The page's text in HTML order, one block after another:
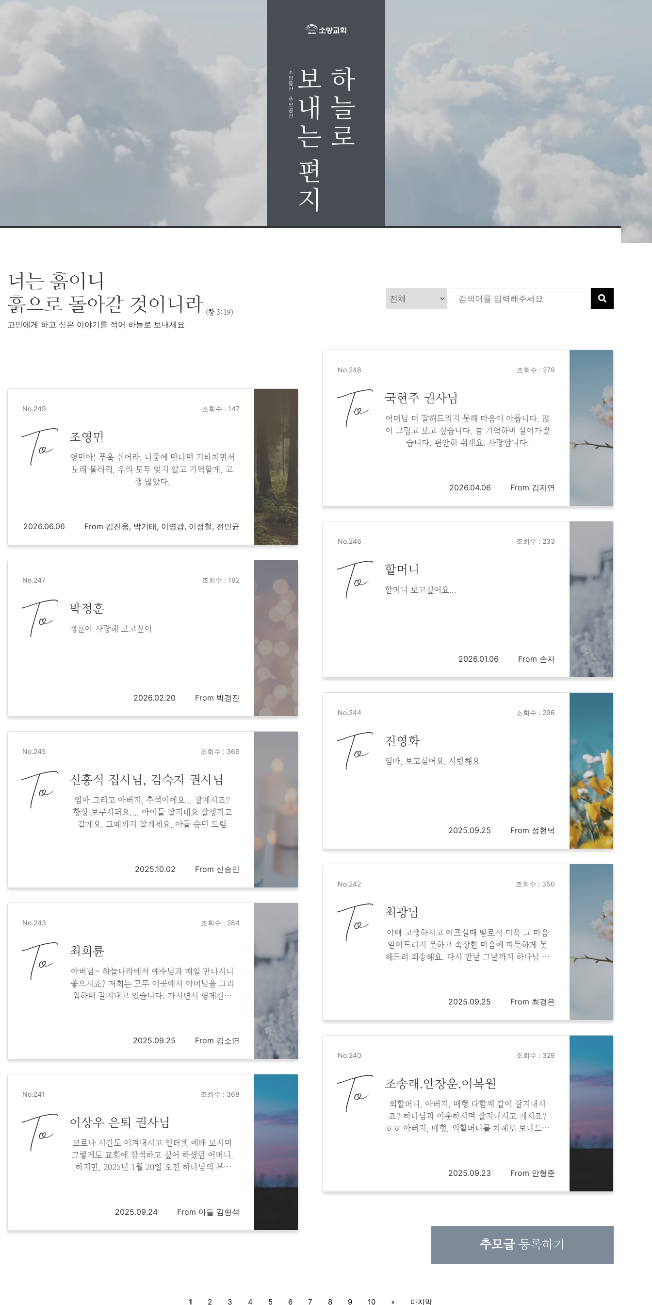
너는 흙이니
흙으로 돌아갈 것이니라 (창 3:19)
고인에게 하고 싶은 이야기를 적어 하늘로 보내세요
No.249 조회수 : 147
To 조영민
영민아! 푸욱 쉬어라. 나중에 만나면 기타치면서
노래 불러줘. 우리 모두 잊지 않고 기억할게. 고
생 많았다.
2026.06.06 From 김진웅, 박기태, 이영광, 이정철, 전민균
No.248 조회수 : 279
To 국현주 권사님
어머님 더 잘해드리지 못해 마음이 아픕니다. 많
이 그립고 보고 싶습니다. 늘 기억하며 살아가겠
습니다. 편안히 쉬세요. 사랑합니다.
2026.04.06 From 김지연
No.247 조회수 : 192
To 박정훈
정훈아 사랑해 보고싶어
2026.02.20 From 박경진
No.246 조회수 : 233
To 할머니
할머니 보고싶어요...
2026.01.06 From 손자
No.245 조회수 : 366
To 신홍식 집사님, 김숙자 권사님
엄마 그리고 아버지, 추석이에요... 잘계시죠?
항상 보구시퍼요.... 아이들 잘지내요 잘챙기고
갈게요. 그때까지 잘계세요. 아들 승민 드림
2025.10.02 From 신승민
No.244 조회수 : 296
To 진영화
엄마, 보고싶어요. 사랑해요
2025.09.25 From 정현덕
No.243 조회수 : 284
To 최희륜
아버님~ 하늘나라에서 예수님과 매일 만나시니
좋으시죠? 저희는 모두 이곳에서 아버님을 그리
워하며 잘지내고 있습니다. 가시면서 형제간에
2025.09.25 From 김소연
No.242 조회수 : 350
To 최광남
아빠 고생하시고 아프실때 딸로서 더욱 그 마음
알아드리지 못하고 속상한 마음에 따뜻하게 못
해드려 죄송해요. 다시 만날 그날까지 하나님 품
2025.09.25 From 최경은
No.241 조회수 : 368
To 이상우 은퇴 권사님
코로나 시간도 이겨내시고 인터넷 예배 보시며
그렇게도 교회에 참석하고 싶어 하셨던 어머니.
.하지만, 2025년 1월 20일 오전 하나님의 부르
2025.09.24 From 아들 김형석
No.240 조회수 : 329
To 조송래.안창운.이복원
외할머니, 아버지, 매형 다함께 같이 잘지내시
죠? 하나님과 이웃하시며 잘지내시고 계시죠?
ㅎㅎ 아버지, 매형, 외할머니를 차례로 보내드리
2025.09.23
From 안형준
추모글등록하기
1 2 3 4 5 6 7 8 9 10 » 마지막